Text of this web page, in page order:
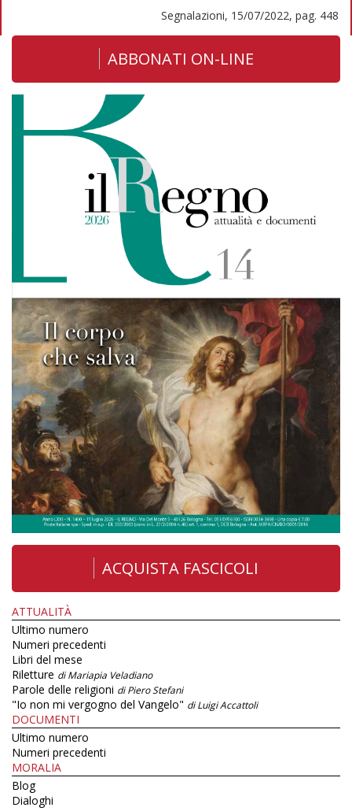
Segnalazioni, 15/07/2022, pag. 448
ABBONATI ON-LINE
ACQUISTA FASCICOLI
ATTUALITÀ
Ultimo numero
Numeri precedenti
Libri del mese
Riletture di Mariapia Veladiano
Parole delle religioni di Piero Stefani
"Io non mi vergogno del Vangelo" di Luigi Accattoli
DOCUMENTI
Ultimo numero
Numeri precedenti
MORALIA
Blog
Dialoghi